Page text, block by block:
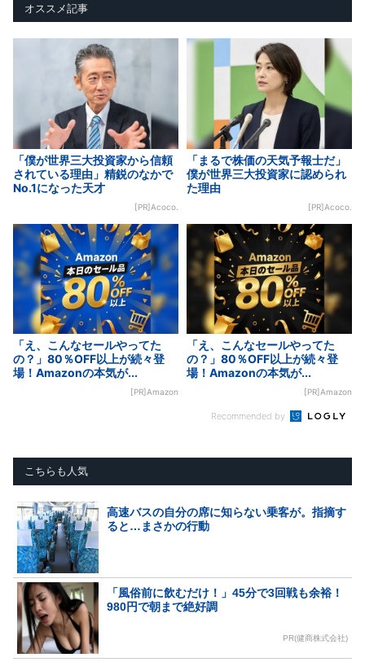
オススメ記事
「僕が世界三大投資家から信頼
されている理由」精鋭のなかで
No.1になった天才
[PR]Acoco.
「まるで株価の天気予報士だ」
僕が世界三大投資家に認められ
た理由
[PR]Acoco.
「え、こんなセールやってた
の？」80％OFF以上が続々登
場！Amazonの本気が...
[PR]Amazon
「え、こんなセールやってた
の？」80％OFF以上が続々登
場！Amazonの本気が...
[PR]Amazon
Recommended by
こちらも人気
高速バスの自分の席に知らない乗客が。指摘す
ると…まさかの行動
「風俗前に飲むだけ！」45分で3回戦も余裕！
980円で朝まで絶好調
PR(健商株式会社)